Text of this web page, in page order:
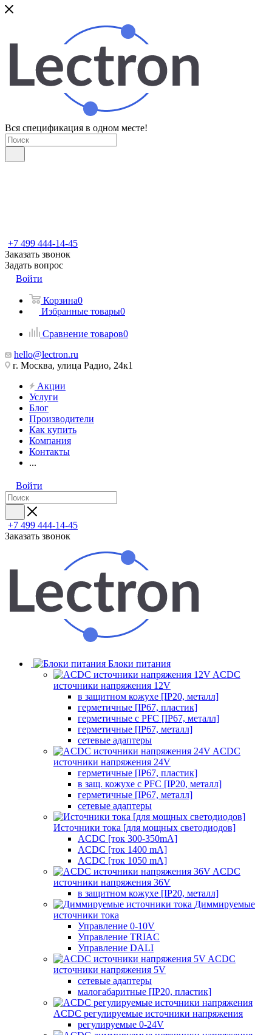
Вся спецификация в одном месте!
+7 499 444-14-45
Заказать звонок
Задать вопрос
Войти
Корзина0
Избранные товары0
Сравнение товаров0
hello@lectron.ru
г. Москва, улица Радио, 24к1
Акции
Услуги
Блог
Производители
Как купить
Компания
Контакты
...
Войти
+7 499 444-14-45
Заказать звонок
Блоки питания
ACDC
источники напряжения 12V
в защитном кожухе [IP20, металл]
герметичные [IP67, пластик]
герметичные с PFC [IP67, металл]
герметичные [IP67, металл]
сетевые адаптеры
ACDC
источники напряжения 24V
герметичные [IP67, пластик]
в защ. кожухе с PFC [IP20, металл]
герметичные [IP67, металл]
сетевые адаптеры
Источники тока [для мощных светодиодов]
ACDC [ток 300-350mA]
ACDC [ток 1400 mA]
ACDC [ток 1050 mA]
ACDC
источники напряжения 36V
в защитном кожухе [IP20, металл]
Диммируемые
источники тока
Управление 0-10V
Управление TRIAC
Управление DALI
ACDC
источники напряжения 5V
сетевые адаптеры
малогабаритные [IP20, пластик]
ACDC регулируемые источники напряжения
регулируемые 0-24V